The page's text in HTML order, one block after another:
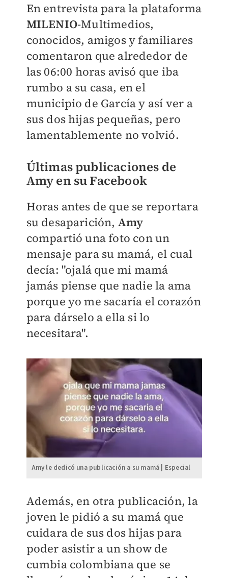
En entrevista para la plataforma
MILENIO-Multimedios,
conocidos, amigos y familiares
comentaron que alrededor de
las 06:00 horas avisó que iba
rumbo a su casa, en el
municipio de García y así ver a
sus dos hijas pequeñas, pero
lamentablemente no volvió.
Últimas publicaciones de
Amy en su Facebook
Horas antes de que se reportara
su desaparición, Amy
compartió una foto con un
mensaje para su mamá, el cual
decía: "ojalá que mi mamá
jamás piense que nadie la ama
porque yo me sacaría el corazón
para dárselo a ella si lo
necesitara".
Amy le dedicó una publicación a su mamá | Especial
Además, en otra publicación, la
joven le pidió a su mamá que
cuidara de sus dos hijas para
poder asistir a un show de
cumbia colombiana que se